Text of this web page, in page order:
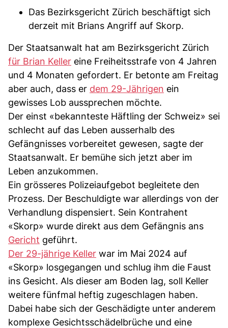
Das Bezirksgericht Zürich beschäftigt sich
derzeit mit Brians Angriff auf Skorp.
Der Staatsanwalt hat am Bezirksgericht Zürich
für Brian Keller eine Freiheitsstrafe von 4 Jahren
und 4 Monaten gefordert. Er betonte am Freitag
aber auch, dass er dem 29-Jährigen ein
gewisses Lob aussprechen möchte.
Der einst «bekannteste Häftling der Schweiz» sei
schlecht auf das Leben ausserhalb des
Gefängnisses vorbereitet gewesen, sagte der
Staatsanwalt. Er bemühe sich jetzt aber im
Leben anzukommen.
Ein grösseres Polizeiaufgebot begleitete den
Prozess. Der Beschuldigte war allerdings von der
Verhandlung dispensiert. Sein Kontrahent
«Skorp» wurde direkt aus dem Gefängnis ans
Gericht geführt.
Der 29-jährige Keller war im Mai 2024 auf
«Skorp» losgegangen und schlug ihm die Faust
ins Gesicht. Als dieser am Boden lag, soll Keller
weitere fünfmal heftig zugeschlagen haben.
Dabei habe sich der Geschädigte unter anderem
komplexe Gesichtsschädelbrüche und eine